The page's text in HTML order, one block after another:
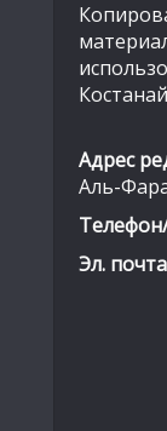
Адрес
Аль-
Эл.